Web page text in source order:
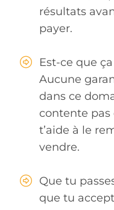
résultats
payer.
Est-ce que
Aucune
dans ce
contente pas
t’aide à le
vendre.
Que tu
que tu